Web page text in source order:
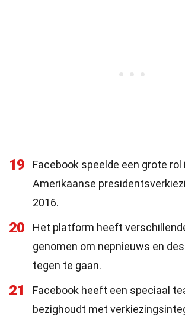
19
Facebook speelde een grote rol
Amerikaanse
2016.
20
Het platform heeft
genomen om nepnieuws en
tegen te gaan.
21
Facebook heeft een speciaal
bezighoudt met